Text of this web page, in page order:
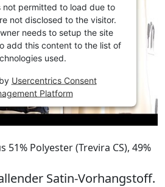
not permitted to load due to
not disclosed to the visitor.
needs to setup the site
add this content to the list of
used.
Usercentrics Consent
Platform
51% Polyester (Trevira CS), 49%
Satin-Vorhangstoff.